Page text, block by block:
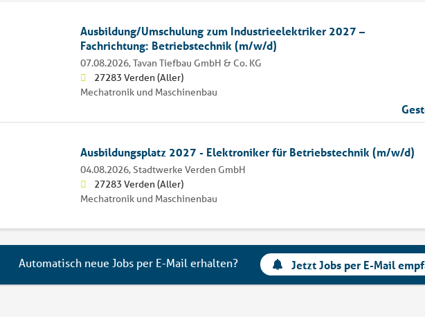
Ausbildung/Umschulung zum Industrieelektriker 2027 –
Fachrichtung: Betriebstechnik (m/w/d)
07.08.2026,Tavan Tiefbau GmbH & Co. KG
27283 Verden (Aller)
Mechatronik und Maschinenbau
Ausbildungsplatz 2027 - Elektroniker für Betriebstechnik (m/w/d)
04.08.2026, Stadtwerke Verden GmbH
27283 Verden (Aller)
Mechatronik und Maschinenbau
Automatisch neue Jobs per E-Mail erhalten? Jetzt Jobs per E-Mail